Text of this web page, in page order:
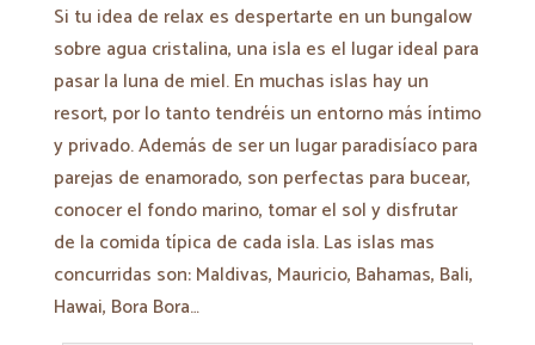
Si tu idea de relax es despertarte en un bungalow
sobre agua cristalina, una isla es el lugar ideal para
pasar la luna de miel. En muchas islas hay un
resort, por lo tanto tendréis un entorno más íntimo
y privado. Además de ser un lugar paradisíaco para
parejas de enamorado, son perfectas para bucear,
conocer el fondo marino, tomar el sol y disfrutar
de la comida típica de cada isla.Las islas mas
concurridas son: Maldivas, Mauricio, Bahamas, Bali,
Hawai, Bora Bora…